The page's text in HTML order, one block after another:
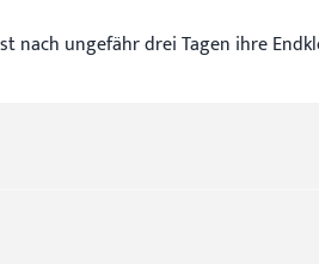
nach ungefähr drei Tagen ihre